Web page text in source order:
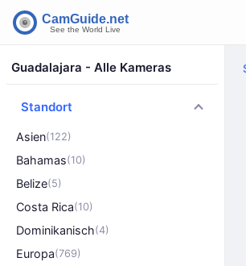
Guadalajara - Alle Kameras
Standort
Asien(122)
Bahamas(10)
Belize(5)
Costa Rica(10)
Dominikanisch(4)
Europa(769)